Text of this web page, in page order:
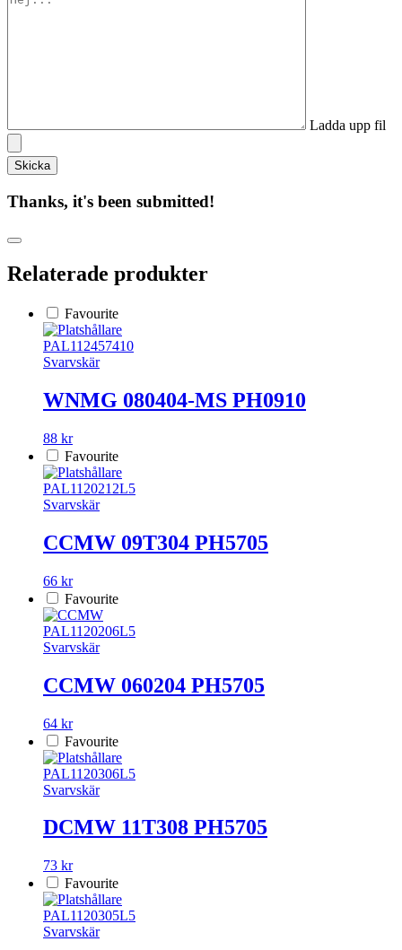
Ladda upp fil
Thanks, it's been submitted!
Relaterade produkter
Favourite
PAL112457410
Svarvskär
WNMG 080404-MS PH0910
88 kr
Favourite
PAL1120212L5
Svarvskär
CCMW 09T304 PH5705
66 kr
Favourite
PAL1120206L5
Svarvskär
CCMW 060204 PH5705
64 kr
Favourite
PAL1120306L5
Svarvskär
DCMW 11T308 PH5705
73 kr
Favourite
PAL1120305L5
Svarvskär